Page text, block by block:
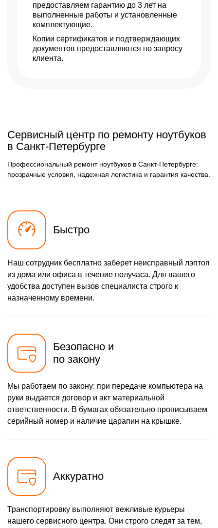
предоставляем гарантию до 3 лет на
выполненные работы и установленные
комплектующие.
Копии сертификатов и подтверждающих
документов предоставляются по запросу
клиента.
Сервисный центр по ремонту ноутбуков
в Санкт-Петербурге
Профессиональный ремонт ноутбуков в Санкт-Петербурге:
прозрачные условия, надежная логистика и гарантия качества.
Быстро
Наш сотрудник бесплатно заберет неисправный лэптоп
из дома или офиса в течение получаса. Для вашего
удобства доступен вызов специалиста строго к
назначенному времени.
Безопасно и
по закону
Мы работаем по закону: при передаче компьютера на
руки выдается договор и акт материальной
ответственности. В бумагах обязательно прописываем
серийный номер и наличие царапин на крышке.
Аккуратно
Транспортировку выполняют вежливые курьеры
нашего сервисного центра. Они строго следят за тем,